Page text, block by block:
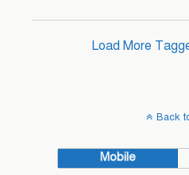
Load More
Back
Mobile